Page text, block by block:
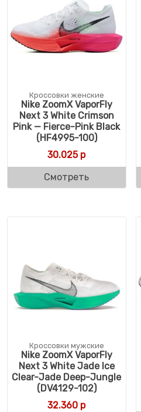
Кроссовки женские
Nike ZoomX VaporFly
Next 3 White Crimson
Pink — Fierce-Pink Black
(HF4995-100)
30.025р
Смотреть
Кроссовки мужские
Nike ZoomX VaporFly
Next 3 White Jade Ice
Clear-Jade Deep-Jungle
(DV4129-102)
32.360 р